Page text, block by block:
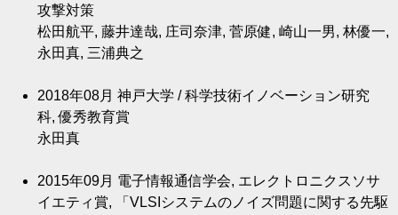
攻撃対策
松田航平, 藤井達哉, 庄司奈津, 菅原健, 崎山一男, 林優一,
永田真, 三浦典之
2018年08月 神戸大学 / 科学技術イノベーション研究
科, 優秀教育賞
永田真
2015年09月 電子情報通信学会, エレクトロニクスソサ
イエティ賞, 「VLSIシステムのノイズ問題に関する先駆